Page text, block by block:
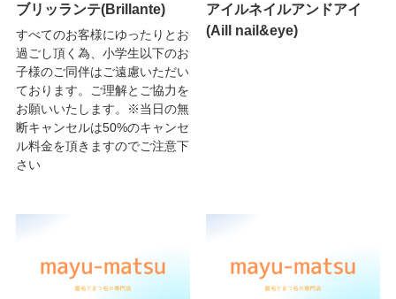
ブリッランテ(Brillante)
すべてのお客様にゆったりとお
過ごし頂く為、小学生以下のお
子様のご同伴はご遠慮いただい
ております。ご理解とご協力を
お願いいたします。※当日の無
断キャンセルは50%のキャンセ
ル料金を頂きますのでご注意下
さい
アイルネイルアンドアイ
(Aill nail&eye)